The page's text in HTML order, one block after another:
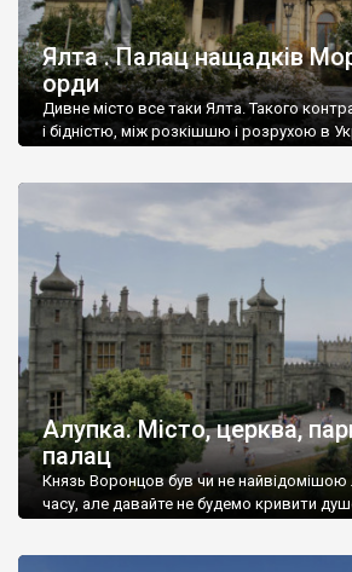
Ялта . Палац нащадків
орди
Дивне місто все таки Ялта. Такого
і бідністю, між розкішшю і розрухою в
Алупка. Місто, церква,
палац
Князь Воронцов був чи не
часу, але давайте не будемо кривити